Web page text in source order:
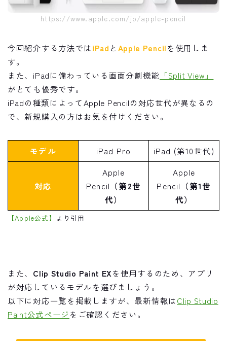
https://www.apple.com/jp/apple-pencil
今回紹介する方法ではiPad と Apple Pencilを使用しま
す。
また、iPadに備わっている画面分割機能 「Split View」
がとても優秀です。
iPadの種類によってApple Pencilの対応世代が異なるの
で、新規購入の方はお気を付けください。
モデル iPad Pro iPad (第10世代)
対応
Apple
Pencil （第2世
代）
Apple
Pencil （第1世
代）
【Apple公式】 より引用
また、 Clip Studio Paint EXを使用するのため、アプリ
が対応しているモデルを選びましょう。
以下に対応一覧を掲載しますが、最新情報はClip Studio
Paint公式ページ をご確認ください。